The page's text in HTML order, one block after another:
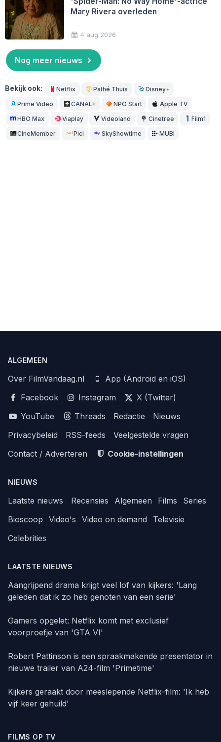
Mary Rivera overleden
4 aug 2026
Nog meer nieuws
Bekijk ook: Netflix Pathé Thuis Disney+
Prime Video CANAL+ NPO Start Apple TV
HBO Max Viaplay Videoland Cinetree Film1
CineMember Picl SkyShowtime MUBI
ALGEMEEN
Over FilmVandaag.nl
App (Android en iOS)
Facebook
Instagram
X (Twitter)
YouTube
Threads Redactie
Nieuws
Privacybeleid
RSS-feeds
Veelgestelde vragen
Contact / Adverteren
Cookie-instellingen
NIEUWS
Laatste nieuws Recensies Algemeen Films
Series
Bioscoop
Video's Video on demand
Televisie
Celebrities
LAATSTE NIEUWS
Aangrijpend drama krijgt veel lof van kijkers: 'Lang
geleden dat ik zo heb genoten van een serie'
Gamers opgelet: Netflix komt met exclusief
voorproefje van 'GTA VI'
Robert Pattinson is een spraakmakende presentator in
nieuwe trailer van A24-film 'Primetime'
Kijkers geraakt door meeslepende Netflix-film: 'Ik heb
vijf keer gehuild'
FILMS OP TV